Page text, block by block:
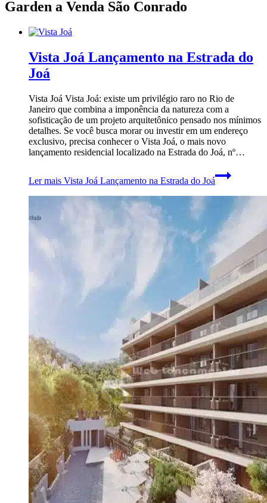
Garden a Venda São Conrado
Vista Joá Lançamento na Estrada do
Joá
Vista Joá Vista Joá: existe um privilégio raro no Rio de
Janeiro que combina a imponência da natureza com a
sofisticação de um projeto arquitetônico pensado nos mínimos
detalhes. Se você busca morar ou investir em um endereço
exclusivo, precisa conhecer o Vista Joá, o mais novo
lançamento residencial localizado na Estrada do Joá, nº…
Ler mais Vista Joá Lançamento na Estrada do Joá